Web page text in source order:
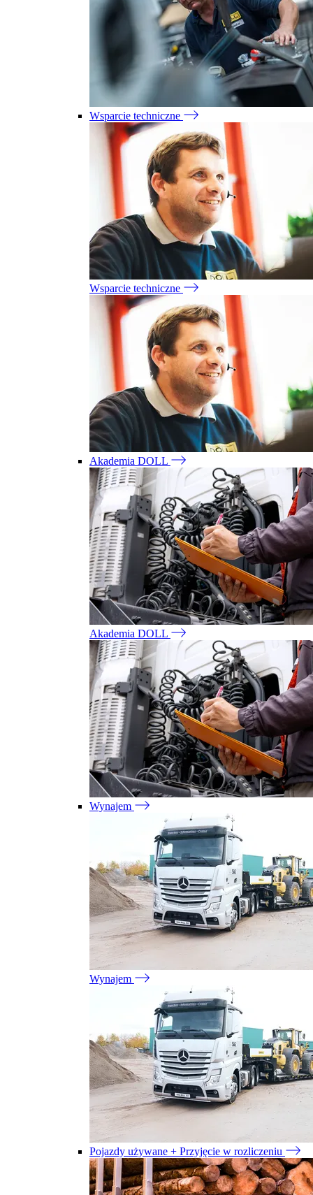
Wsparcie techniczne
Wsparcie techniczne
Akademia DOLL
Akademia DOLL
Wynajem
Wynajem
Pojazdy używane + Przyjęcie w rozliczeniu